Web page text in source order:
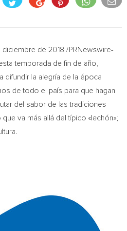
diciembre de 2018 /PRNewswire-
temporada de fin de año,
difundir la alegría de la época
de todo el país para que hagan
del sabor de las tradiciones
va más allá del típico «lechón»;